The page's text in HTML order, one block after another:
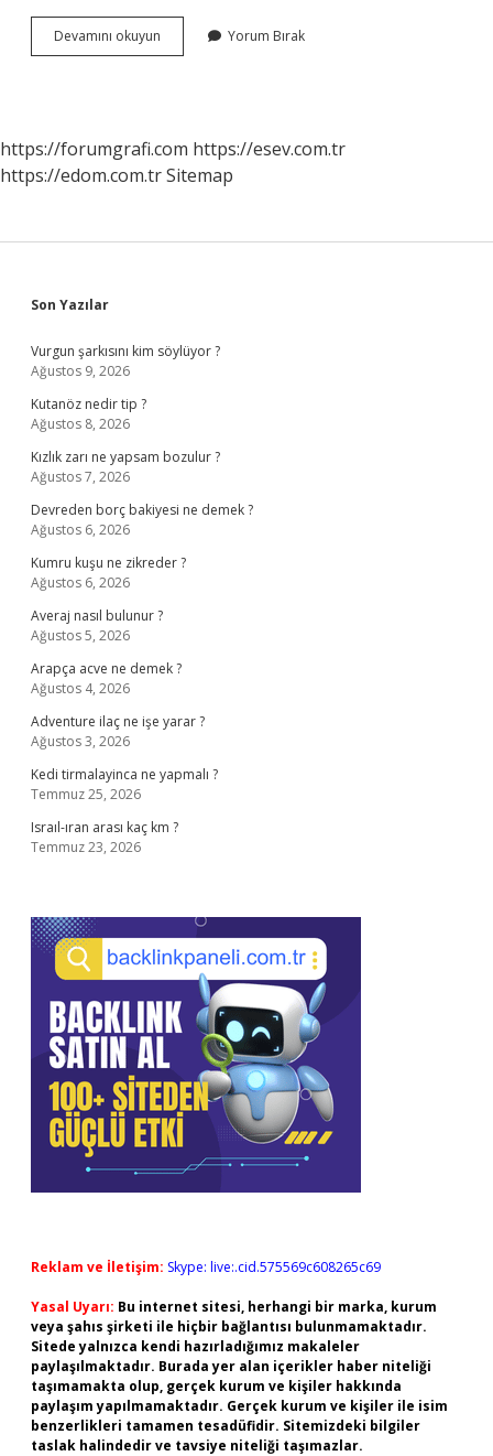
Devamını okuyun
A
Yorum Bırak
https://forumgrafi.com https://esev.com.tr
https://edom.com.trSitemap
Sidebar
Son Yazılar
Vurgun şarkısını kim söylüyor ?
Ağustos 9, 2026
Kutanöz nedir tip ?
Ağustos 8, 2026
Kızlık zarı ne yapsam bozulur ?
Ağustos 7, 2026
Devreden borç bakiyesi ne demek ?
Ağustos 6, 2026
Kumru kuşu ne zikreder ?
Ağustos 6, 2026
Averaj nasıl bulunur ?
Ağustos 5, 2026
Arapça acve ne demek ?
Ağustos 4, 2026
Adventure ilaç ne işe yarar ?
Ağustos 3, 2026
Kedi tirmalayinca ne yapmalı ?
Temmuz 25, 2026
Israıl-ıran arası kaç km ?
Temmuz 23, 2026
Reklam ve İletişim: Skype: live:.cid.575569c608265c69
Yasal Uyarı: Bu internet sitesi, herhangi bir marka, kurum
veya şahıs şirketi ile hiçbir bağlantısı bulunmamaktadır.
Sitede yalnızca kendi hazırladığımız makaleler
paylaşılmaktadır. Burada yer alan içerikler haber niteliği
taşımamakta olup, gerçek kurum ve kişiler hakkında
paylaşım yapılmamaktadır. Gerçek kurum ve kişiler ile isim
benzerlikleri tamamen tesadüfidir. Sitemizdeki bilgiler
taslak halindedir ve tavsiye niteliği taşımazlar.